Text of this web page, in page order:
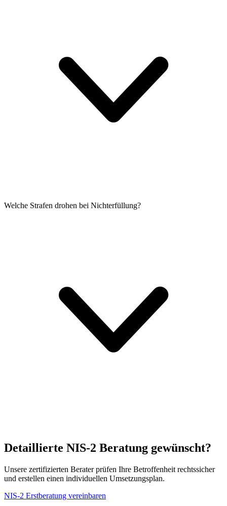
Welche Strafen drohen bei Nichterfüllung?
Detaillierte NIS-2 Beratung gewünscht?
Unsere zertifizierten Berater prüfen Ihre Betroffenheit rechtssicher
und erstellen einen individuellen Umsetzungsplan.
NIS-2 Erstberatung vereinbaren